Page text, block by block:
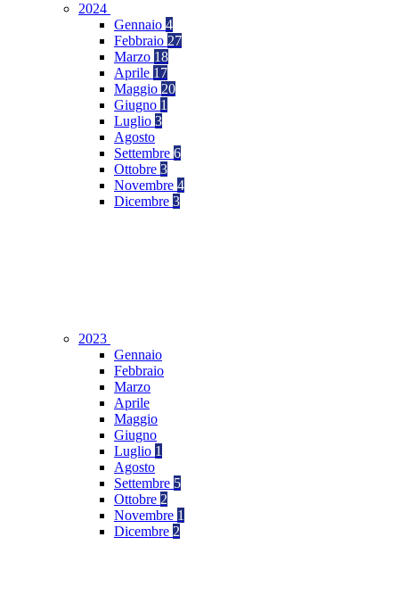
2024
Gennaio 4
Febbraio 27
Marzo 18
Aprile 17
Maggio 20
Giugno 1
Luglio 3
Agosto
Settembre 6
Ottobre 3
Novembre 4
Dicembre 3
2023
Gennaio
Febbraio
Marzo
Aprile
Maggio
Giugno
Luglio 1
Agosto
Settembre 5
Ottobre 2
Novembre 1
Dicembre 2